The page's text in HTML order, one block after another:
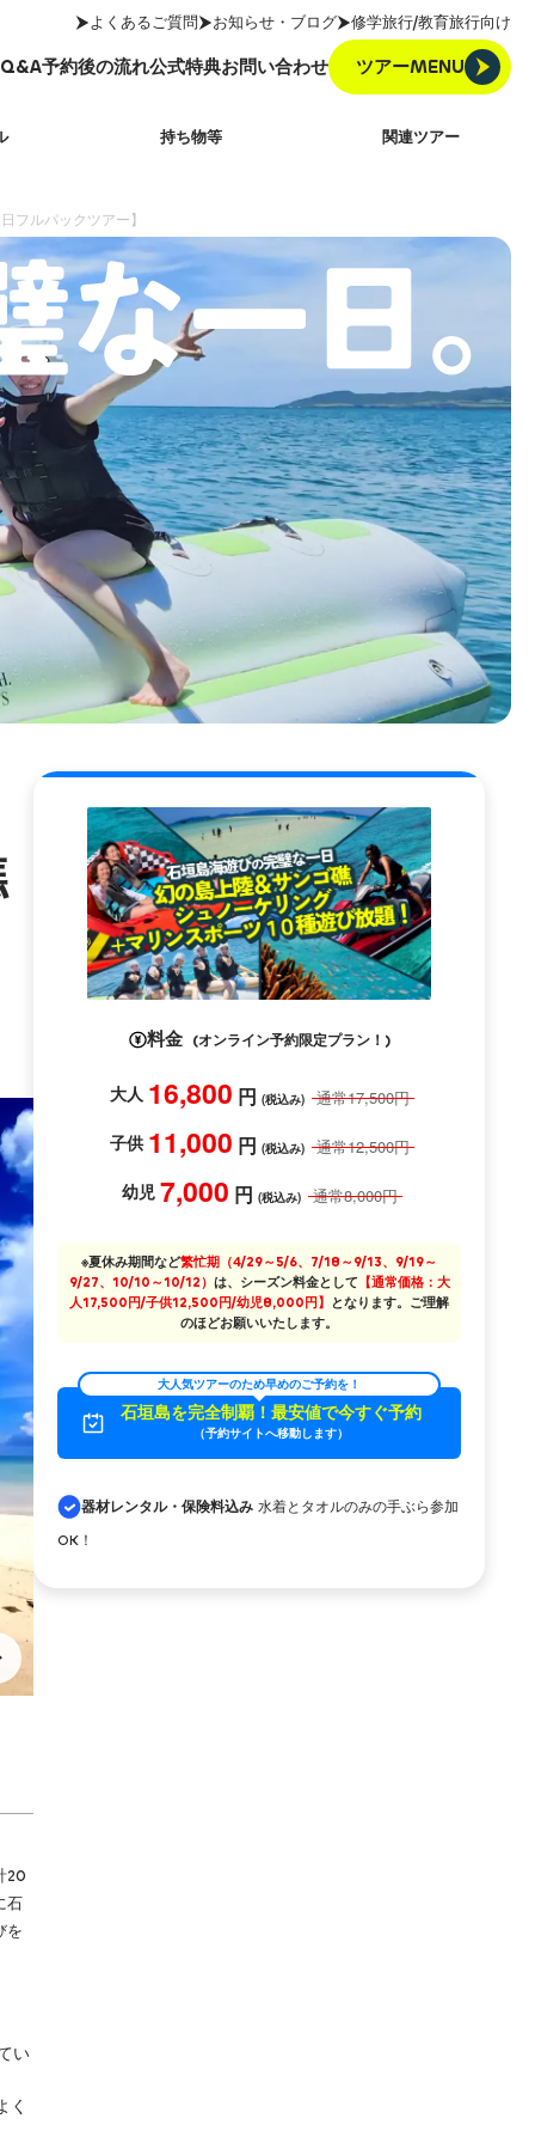
よくあるご質問 お知らせ・ブログ 修学旅行/教育旅行向け
Q&A予約後の流れ公式特典お問い合わせ
ツアーMENU
持ち物等 関連ツアー
フルパックツアー】
20
石
を
い
く
料金 (オンライン予約限定プラン！)
大人 16,800 円 (税込み) 通常17,500円
子供 11,000 円 (税込み) 通常12,500円
幼児 7,000 円 (税込み) 通常8,000円
※夏休み期間など繁忙期（4/29～5/6、7/18～9/13、9/19～
9/27、10/10～10/12） は、シーズン料金として 【通常価格：大
人17,500円/子供12,500円/幼児8,000円】
となります。ご理解
のほどお願いいたします。
大人気ツアーのため早めのご予約を！
石垣島を完全制覇！最安値で今すぐ予約
（予約サイトへ移動します）
器材レンタル・保険料込み 水着とタオルのみの手ぶら参加
OK！